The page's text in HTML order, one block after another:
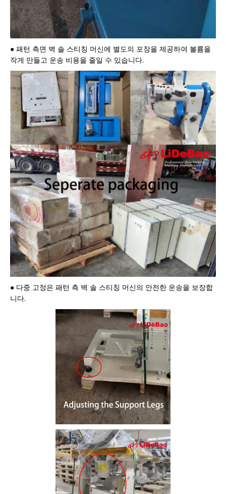
● 패턴 측면 벽 솔 스티칭 머신에 별도의 포장을 제공하여 볼륨을
작게 만들고 운송 비용을 줄일 수 있습니다.
● 다중 고정은 패턴 측 벽 솔 스티칭 머신의 안전한 운송을 보장합
니다.